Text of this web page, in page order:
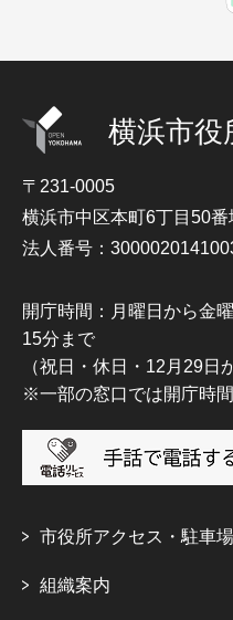
横浜市役
〒231-0005
横浜市中区本町6丁目50番
法人番号：
開庁時間：月曜日から金
15分まで
（祝日・休日・12月29日
※一部の窓口では開庁時
市役所アクセス・駐車場
組織案内